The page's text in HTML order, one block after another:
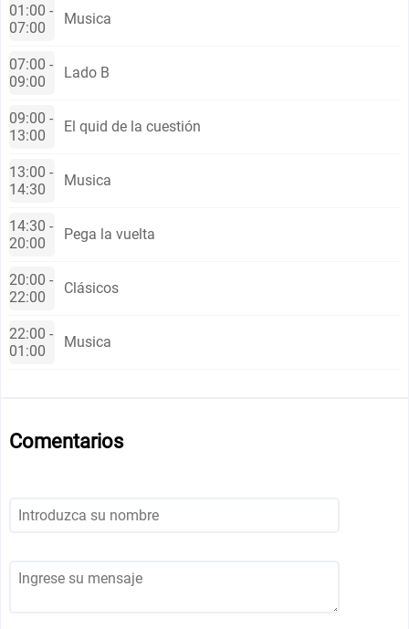
01:00 -
07:00
Musica
07:00 -
09:00
Lado B
09:00 -
13:00
El quid de la cuestión
13:00 -
14:30
Musica
14:30 -
20:00
Pega la vuelta
20:00 -
22:00
Clásicos
22:00 -
01:00
Musica
Comentarios